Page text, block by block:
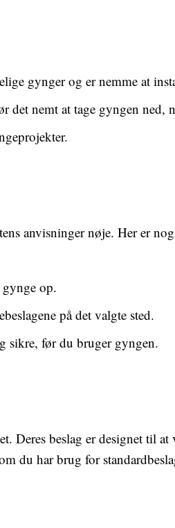
gynger og er nemme at
det nemt at tage gyngen ned,
anvisninger nøje. Her er
op.
på det valgte sted.
sikre, før du bruger gyngen.
Deres beslag er designet til
du har brug for